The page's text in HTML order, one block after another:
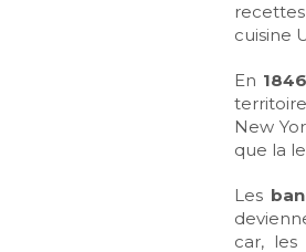
cuisine
En 1846
New
que la
Les
car, les